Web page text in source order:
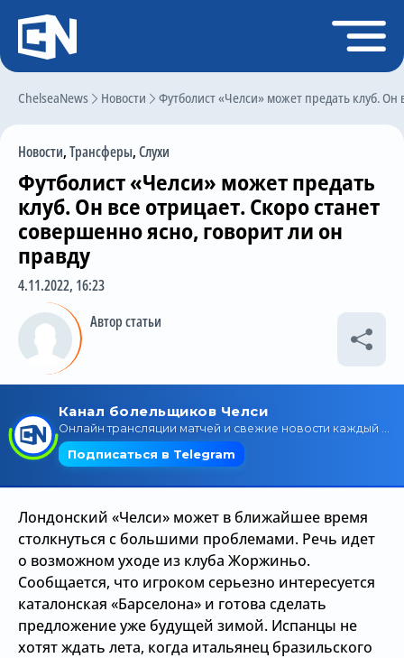
ChelseaNews Новости Футболист «Челси» может предать клуб. Он
Новости,Трансферы,Слухи
Футболист «Челси» может предать
клуб. Он все отрицает. Скоро станет
совершенно ясно, говорит ли он
правду
4.11.2022, 16:23
Автор статьи
Лондонский «Челси» может в ближайшее время
столкнуться с большими проблемами. Речь идет
о возможном уходе из клуба Жоржиньо.
Сообщается, что игроком серьезно интересуется
каталонская «Барселона» и готова сделать
предложение уже будущей зимой. Испанцы не
хотят ждать лета, когда итальянец бразильского
Регистрация
Главная
Чат
Трансферы
Слухи
История Челси
Статистика
Календарь игр
Состав команды
Поиск по сайту
Трансляции
О сайте
Контакты